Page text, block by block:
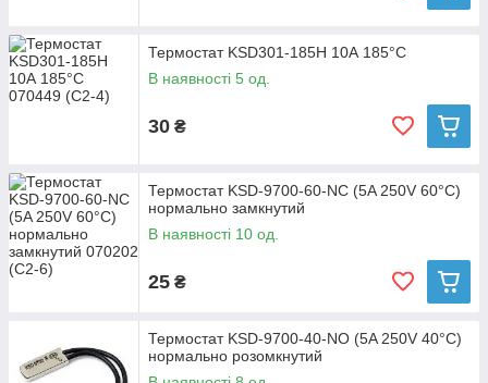
Термостат KSD301-185H 10А 185°C
В наявності 5 од.
30 ₴
Термостат KSD-9700-60-NС (5A 250V 60°C)
нормально замкнутий
В наявності 10 од.
25 ₴
Термостат KSD-9700-40-NO (5A 250V 40°C)
нормально розомкнутий